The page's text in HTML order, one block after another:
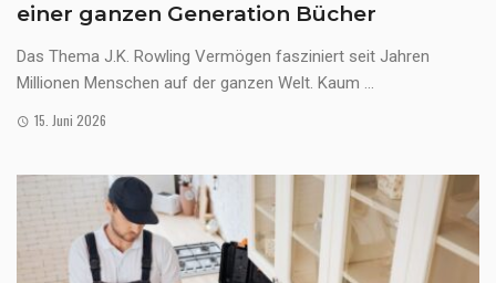
einer ganzen Generation Bücher
Das Thema J.K. Rowling Vermögen fasziniert seit Jahren
Millionen Menschen auf der ganzen Welt. Kaum ...
15. Juni 2026